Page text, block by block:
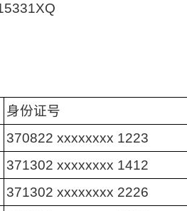
身份证号
370822 xxxxxxxx 1223
371302 xxxxxxxx 1412
371302 xxxxxxxx 2226